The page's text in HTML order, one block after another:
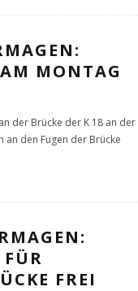
MONTAG
der Brücke der K 18 an der
an den Fugen der Brücke
A
V
FREI